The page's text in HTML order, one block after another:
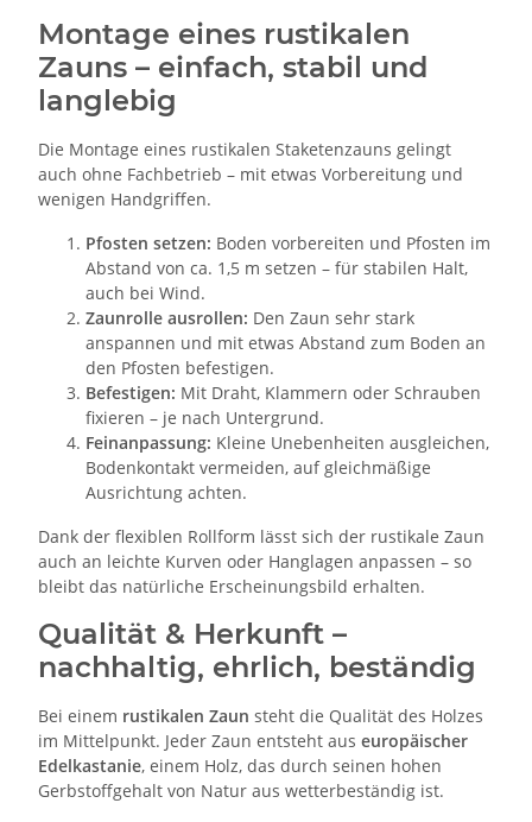
Montage eines rustikalen
Zauns – einfach, stabil und
langlebig
Die Montage eines rustikalen Staketenzauns gelingt
auch ohne Fachbetrieb – mit etwas Vorbereitung und
wenigen Handgriffen.
Pfosten setzen: Boden vorbereiten und Pfosten im
Abstand von ca. 1,5 m setzen – für stabilen Halt,
auch bei Wind.
Zaunrolle ausrollen: Den Zaun sehr stark
anspannen und mit etwas Abstand zum Boden an
den Pfosten befestigen.
Befestigen: Mit Draht, Klammern oder Schrauben
fixieren – je nach Untergrund.
Feinanpassung: Kleine Unebenheiten ausgleichen,
Bodenkontakt vermeiden, auf gleichmäßige
Ausrichtung achten.
Dank der flexiblen Rollform lässt sich der rustikale Zaun
auch an leichte Kurven oder Hanglagen anpassen – so
bleibt das natürliche Erscheinungsbild erhalten.
Qualität & Herkunft –
nachhaltig, ehrlich, beständig
Bei einem rustikalen Zaun steht die Qualität des Holzes
im Mittelpunkt. Jeder Zaun entsteht aus europäischer
Edelkastanie, einem Holz, das durch seinen hohen
Gerbstoffgehalt von Natur aus wetterbeständig ist.